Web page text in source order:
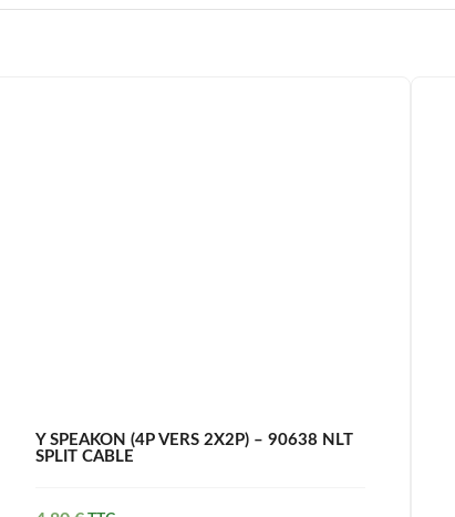
Y SPEAKON (4P VERS 2X2P) – 90638 NLT
SPLIT CABLE